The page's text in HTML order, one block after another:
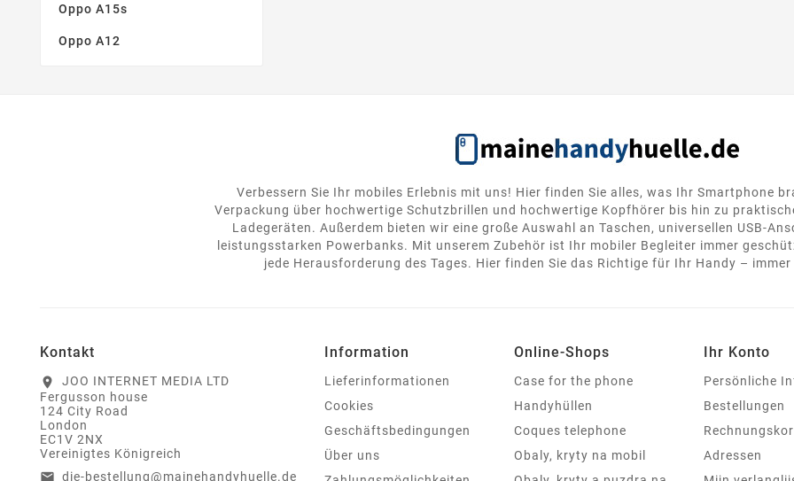
Oppo A15s
Oppo A12
Verbessern Sie Ihr mobiles Erlebnis mit uns! Hier finden Sie alles, was Ihr Smartphone
Verpackung über hochwertige Schutzbrillen und hochwertige Kopfhörer bis hin zu
Ladegeräten. Außerdem bieten wir eine große Auswahl an Taschen, universellen USB-
leistungsstarken Powerbanks. Mit unserem Zubehör ist Ihr mobiler Begleiter immer
jede Herausforderung des Tages. Hier finden Sie das Richtige für Ihr Handy –
Kontakt
location_on
JOO INTERNET MEDIA LTD
Fergusson house
124 City Road
London
EC1V 2NX
Vereinigtes Königreich
email die-bestellung@mainehandyhuelle.de
Information
Lieferinformationen
Cookies
Geschäftsbedingungen
Über uns
Online-Shops
Case for the phone
Handyhüllen
Coques telephone
Obaly, kryty na mobil
Ihr Konto
Persönliche
Bestellungen
Adressen